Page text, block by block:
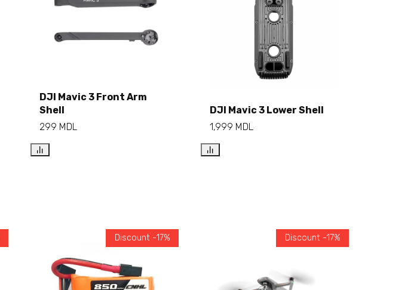
Add to cart
DJI Mavic 3 Front Arm
Shell
299 MDL
DJI Mavic 3 Lower Shell
1,999 MDL
Discount -17% Discount -17%